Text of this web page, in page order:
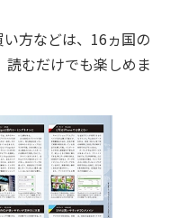
方などは、16ヵ国の
むだけでも楽しめま